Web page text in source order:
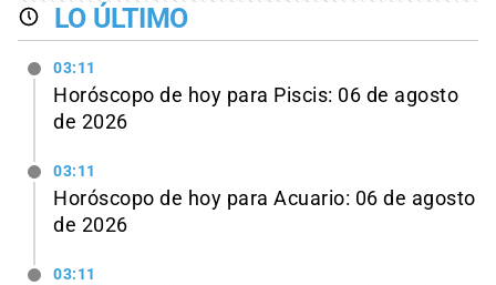
LO ÚLTIMO
03:11
Horóscopo de hoy para Piscis: 06 de agosto
de 2026
03:11
Horóscopo de hoy para Acuario: 06 de agosto
de 2026
03:11